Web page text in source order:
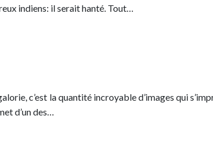
indiens: il serait hanté. Tout…
c’est la quantité incroyable d’images qui
d’un des…